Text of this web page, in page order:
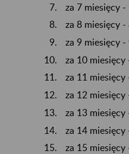
za 7 miesięcy -
za 8 miesięcy -
za 9 miesięcy -
za 10 miesięcy
za 11 miesięcy
za 12 miesięcy
za 13 miesięcy
za 14 miesięcy
za 15 miesięcy